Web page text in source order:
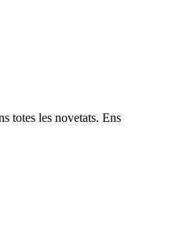
totes les novetats. Ens